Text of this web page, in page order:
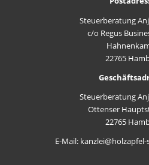
Steuerberatung
c/o Regus
22765
Steuerberatung
Ottenser
22765
E-Mail: